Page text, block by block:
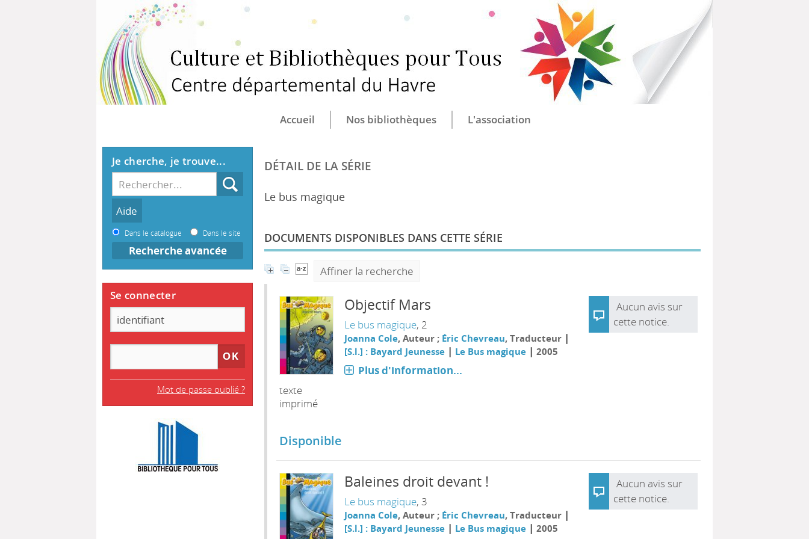
CULTURE ET BIBLIOTHÈQUES POUR TOUS
CENTRE DÉPARTEMENTAL DU HAVRE
Accueil Nos bibliothèques L'association
DÉTAIL DE LA SÉRIE
Le bus magique
DOCUMENTS DISPONIBLES DANS CETTE SÉRIE
Affiner la recherche
texte
imprimé
Objectif Mars
Le bus magique, 2
Joanna Cole, Auteur ; Éric Chevreau, Traducteur |
[S.l.] : Bayard Jeunesse| Le Bus magique| 2005
Plus d'information...
Aucun avis sur
cette notice.
Disponible
Baleines droit devant !
Le bus magique, 3
Joanna Cole, Auteur ; Éric Chevreau, Traducteur |
[S.l.] : Bayard Jeunesse| Le Bus magique| 2005
Aucun avis sur
cette notice.
Je cherche, je trouve...
Dans le catalogue Dans le site
Recherche avancée
Se connecter
Mot de passe oublié ?